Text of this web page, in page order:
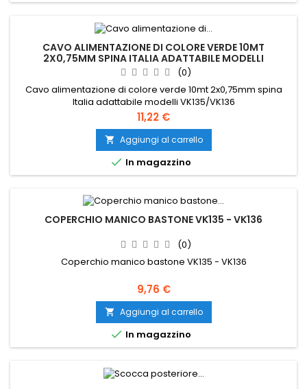
CAVO ALIMENTAZIONE DI COLORE VERDE 10MT
2X0,75MM SPINA ITALIA ADATTABILE MODELLI
VK135/VK136(0)
Cavo alimentazione di colore verde 10mt 2x0,75mm spina
Italia adattabile modelli VK135/VK136
Prezzo
11,22 €
 Aggiungi al carrello
 In magazzino
COPERCHIO MANICO BASTONE VK135 - VK136
(0)
Coperchio manico bastone VK135 - VK136
Prezzo
9,76 €
 Aggiungi al carrello
 In magazzino